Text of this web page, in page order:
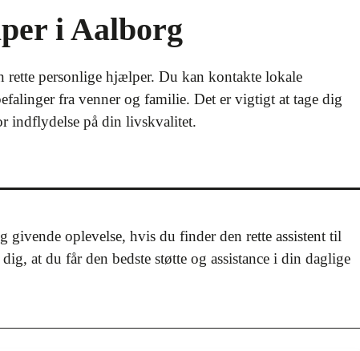
i Aalborg
rette personlige hjælper. Du kan kontakte lokale
fra venner og familie. Det er vigtigt at tage dig
indflydelse på din livskvalitet.
oplevelse, hvis du finder den rette assistent til
at du får den bedste støtte og assistance i din daglige